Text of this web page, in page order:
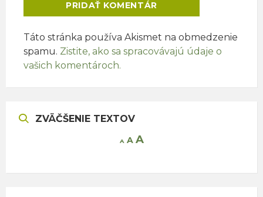
Táto stránka používa Akismet na obmedzenie
spamu. Zistite, ako sa spracovávajú údaje o
vašich komentároch.
ZVÄČŠENIE TEXTOV
A Decrease
AReset
AIncrease